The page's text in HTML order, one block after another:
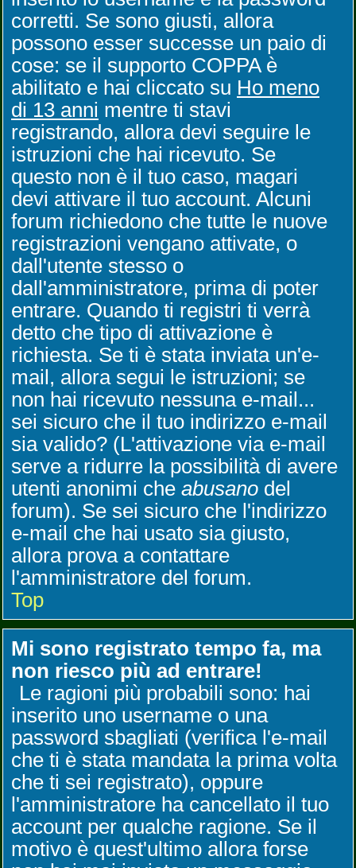
corretti. Se sono giusti, allora
possono esser successe un paio di
cose: se il supporto COPPA è
abilitato e hai cliccato su Ho meno
di 13 anni mentre ti stavi
registrando, allora devi seguire le
istruzioni che hai ricevuto. Se
questo non è il tuo caso, magari
devi attivare il tuo account. Alcuni
forum richiedono che tutte le nuove
registrazioni vengano attivate, o
dall'utente stesso o
dall'amministratore, prima di poter
entrare. Quando ti registri ti verrà
detto che tipo di attivazione è
richiesta. Se ti è stata inviata un'e-
mail, allora segui le istruzioni; se
non hai ricevuto nessuna e-mail...
sei sicuro che il tuo indirizzo e-mail
sia valido? (L'attivazione via e-mail
serve a ridurre la possibilità di avere
utenti anonimi che abusano del
forum). Se sei sicuro che l'indirizzo
e-mail che hai usato sia giusto,
allora prova a contattare
l'amministratore del forum.
Top
Mi sono registrato tempo fa, ma
non riesco più ad entrare!
Le ragioni più probabili sono: hai
inserito uno username o una
password sbagliati (verifica l'e-mail
che ti è stata mandata la prima volta
che ti sei registrato), oppure
l'amministratore ha cancellato il tuo
account per qualche ragione. Se il
motivo è quest'ultimo allora forse